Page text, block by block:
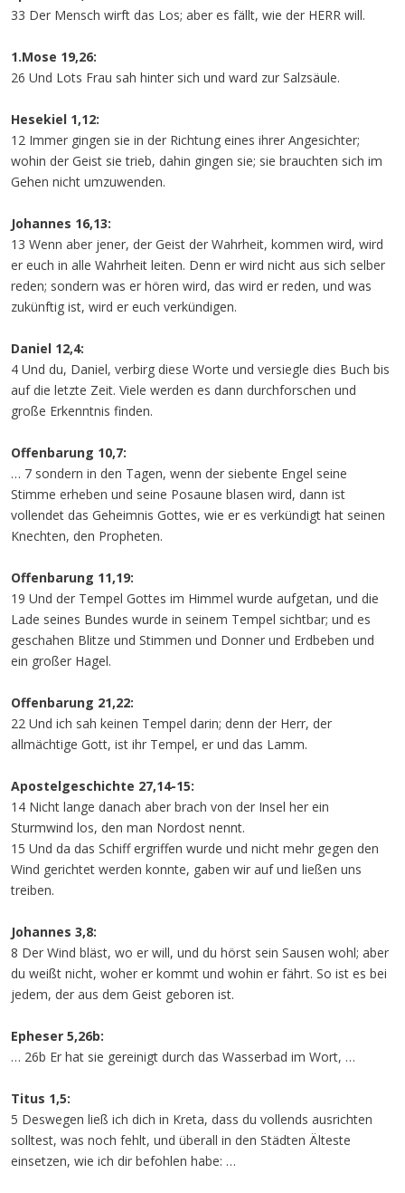
33 Der Mensch wirft das Los; aber es fällt, wie der HERR will.
1.Mose 19,26:
26 Und Lots Frau sah hinter sich und ward zur Salzsäule.
Hesekiel 1,12:
12 Immer gingen sie in der Richtung eines ihrer Angesichter;
wohin der Geist sie trieb, dahin gingen sie; sie brauchten sich im
Gehen nicht umzuwenden.
Johannes 16,13:
13 Wenn aber jener, der Geist der Wahrheit, kommen wird, wird
er euch in alle Wahrheit leiten. Denn er wird nicht aus sich selber
reden; sondern was er hören wird, das wird er reden, und was
zukünftig ist, wird er euch verkündigen.
Daniel 12,4:
4 Und du, Daniel, verbirg diese Worte und versiegle dies Buch bis
auf die letzte Zeit. Viele werden es dann durchforschen und
große Erkenntnis finden.
Offenbarung 10,7:
… 7 sondern in den Tagen, wenn der siebente Engel seine
Stimme erheben und seine Posaune blasen wird, dann ist
vollendet das Geheimnis Gottes, wie er es verkündigt hat seinen
Knechten, den Propheten.
Offenbarung 11,19:
19 Und der Tempel Gottes im Himmel wurde aufgetan, und die
Lade seines Bundes wurde in seinem Tempel sichtbar; und es
geschahen Blitze und Stimmen und Donner und Erdbeben und
ein großer Hagel.
Offenbarung 21,22:
22 Und ich sah keinen Tempel darin; denn der Herr, der
allmächtige Gott, ist ihr Tempel, er und das Lamm.
Apostelgeschichte 27,14-15:
14 Nicht lange danach aber brach von der Insel her ein
Sturmwind los, den man Nordost nennt.
15 Und da das Schiff ergriffen wurde und nicht mehr gegen den
Wind gerichtet werden konnte, gaben wir auf und ließen uns
treiben.
Johannes 3,8:
8 Der Wind bläst, wo er will, und du hörst sein Sausen wohl; aber
du weißt nicht, woher er kommt und wohin er fährt. So ist es bei
jedem, der aus dem Geist geboren ist.
Epheser 5,26b:
… 26b Er hat sie gereinigt durch das Wasserbad im Wort, …
Titus 1,5:
5 Deswegen ließ ich dich in Kreta, dass du vollends ausrichten
solltest, was noch fehlt, und überall in den Städten Älteste
einsetzen, wie ich dir befohlen habe: …